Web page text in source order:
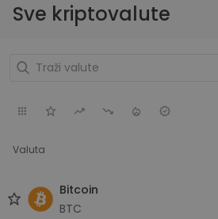
Sve kriptovalute
Valuta
Bitcoin
BTC